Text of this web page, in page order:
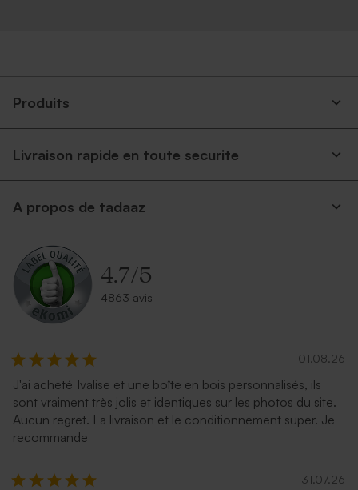
Produits
Livraison rapide en toute securite
A propos de tadaaz
4.7/5
4863 avis
01.08.26
J'ai acheté 1valise et une boîte en bois personnalisés, ils
sont vraiment très jolis et identiques sur les photos du site.
Aucun regret. La livraison et le conditionnement super. Je
recommande
31.07.26